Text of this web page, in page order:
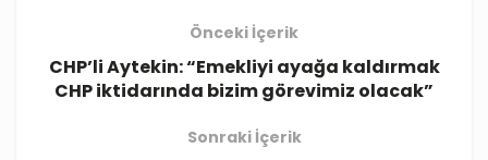
Önceki İçerik
CHP’li Aytekin: “Emekliyi ayağa kaldırmak
CHP iktidarında bizim görevimiz olacak”
Sonraki İçerik